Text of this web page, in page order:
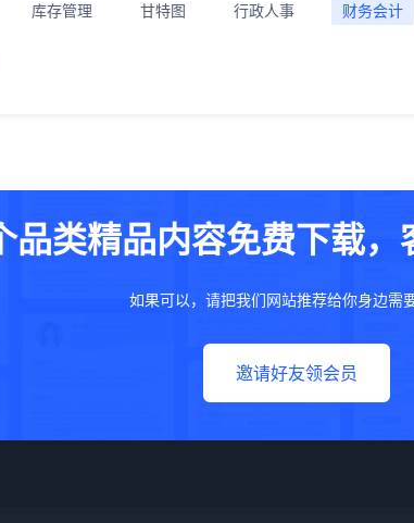
库存管理 甘特图 行政人事 财务会计
品类精品内容免费下载
如果可以，请把我们网站推荐给你身边需
邀请好友领会员